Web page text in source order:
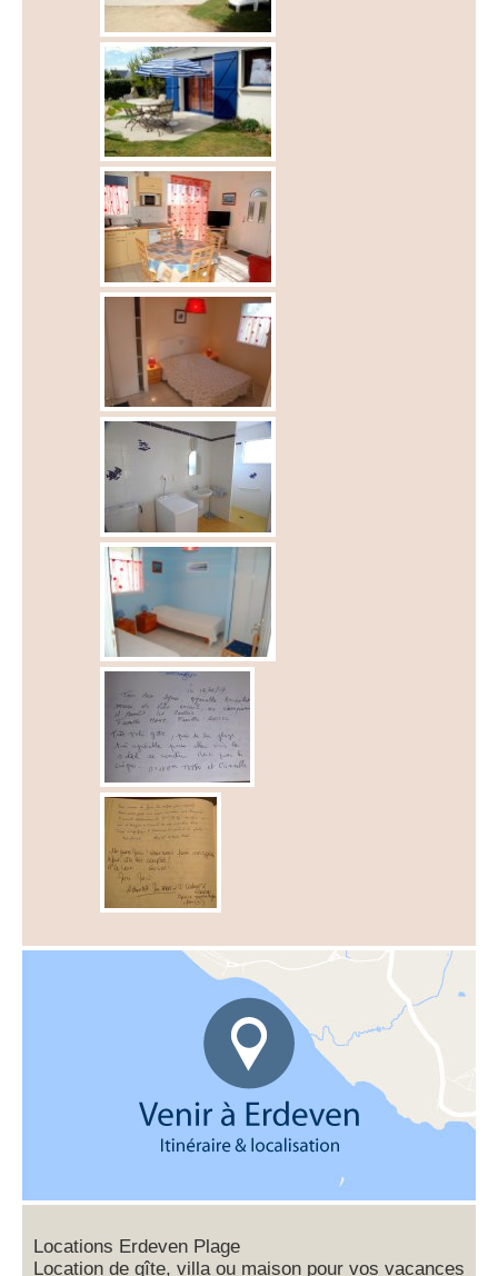
Locations Erdeven Plage
Location de gîte, villa ou maison pour vos vacances